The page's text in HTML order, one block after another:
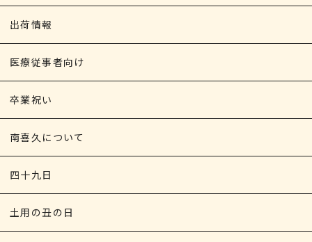
出荷情報
医療従事者向け
卒業祝い
南喜久について
四十九日
土用の丑の日